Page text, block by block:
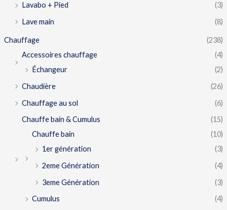
Lavabo + Pied
(3)
Lave main
(8)
Chauffage
(238)
Accessoires chauffage
(4)
Échangeur
(2)
Chaudière
(26)
Chauffage au sol
(6)
Chauffe bain & Cumulus
(15)
Chauffe bain
(10)
1er génération
(3)
2eme Génération
(4)
3eme Génération
(3)
Cumulus
(4)